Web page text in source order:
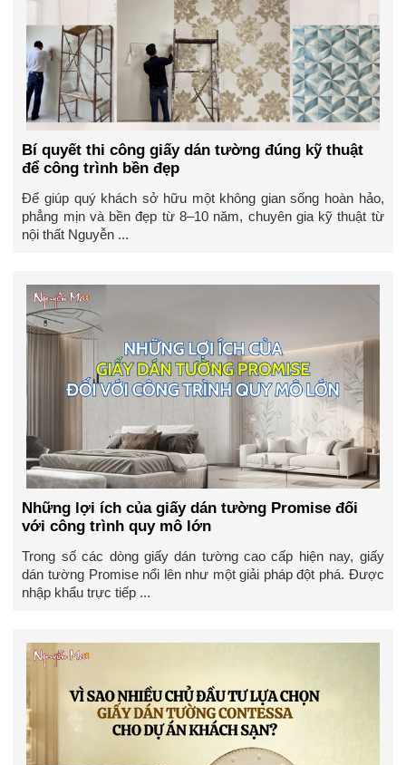
Bí quyết thi công giấy dán tường đúng kỹ thuật
để công trình bền đẹp
Để giúp quý khách sở hữu một không gian sống hoàn hảo,
phẳng mịn và bền đẹp từ 8–10 năm, chuyên gia kỹ thuật từ
nội thất Nguyễn ...
Những lợi ích của giấy dán tường Promise đối
với công trình quy mô lớn
Trong số các dòng giấy dán tường cao cấp hiện nay, giấy
dán tường Promise nổi lên như một giải pháp đột phá. Được
nhập khẩu trực tiếp ...